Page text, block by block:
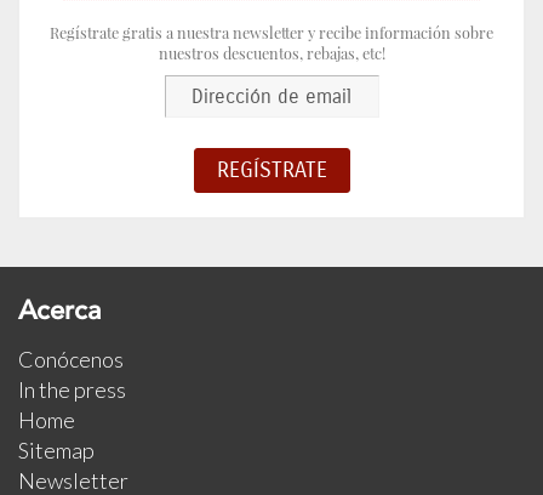
Regístrate gratis a nuestra newsletter y recibe información sobre
nuestros descuentos, rebajas, etc!
Acerca
Conócenos
In the press
Home
Sitemap
Newsletter